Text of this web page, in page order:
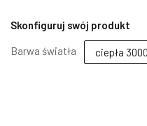
Skonfiguruj swój produkt
Barwa światła